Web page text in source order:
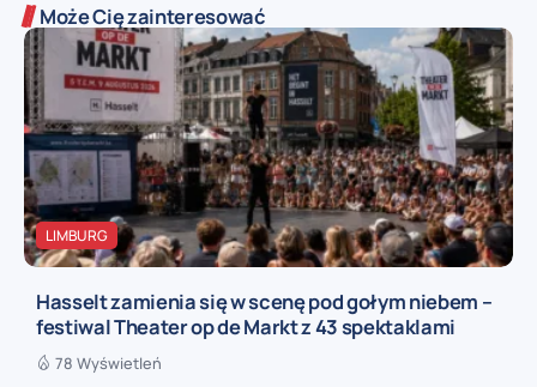
Może Cię zainteresować
LIMBURG
Hasselt zamienia się w scenę pod gołym niebem –
festiwal Theater op de Markt z 43 spektaklami
78 Wyświetleń